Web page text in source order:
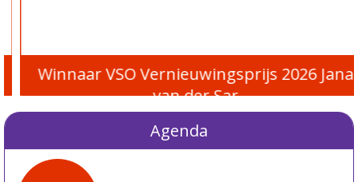
Winnaar VSO Vernieuwingsprijs 2026 Jana
van der Sar
Agenda